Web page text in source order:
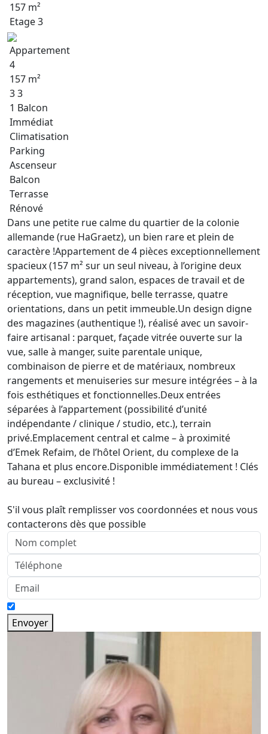
157 m²
Etage 3
Appartement
4
157 m²
3 3
1 Balcon
Immédiat
Climatisation
Parking
Ascenseur
Balcon
Terrasse
Rénové
Dans une petite rue calme du quartier de la colonie
allemande (rue HaGraetz), un bien rare et plein de
caractère !Appartement de 4 pièces exceptionnellement
spacieux (157 m² sur un seul niveau, à l’origine deux
appartements), grand salon, espaces de travail et de
réception, vue magnifique, belle terrasse, quatre
orientations, dans un petit immeuble.Un design digne
des magazines (authentique !), réalisé avec un savoir-
faire artisanal : parquet, façade vitrée ouverte sur la
vue, salle à manger, suite parentale unique,
combinaison de pierre et de matériaux, nombreux
rangements et menuiseries sur mesure intégrées – à la
fois esthétiques et fonctionnelles.Deux entrées
séparées à l’appartement (possibilité d’unité
indépendante / clinique / studio, etc.), terrain
privé.Emplacement central et calme – à proximité
d’Emek Refaim, de l’hôtel Orient, du complexe de la
Tahana et plus encore.Disponible immédiatement ! Clés
au bureau – exclusivité !
S'il vous plaît remplisser vos coordonnées et nous vous
contacterons dès que possible
Envoyer